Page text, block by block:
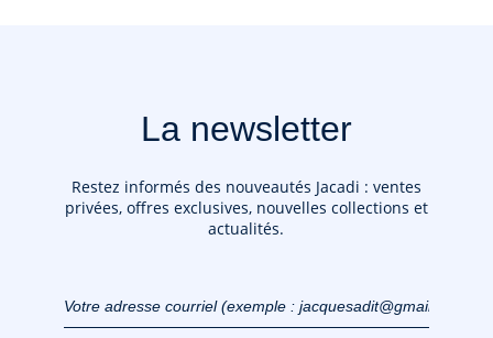
La newsletter
Restez informés des nouveautés Jacadi : ventes
privées, offres exclusives, nouvelles collections et
actualités.
(exemple :
jacquesadit@gmail.com)